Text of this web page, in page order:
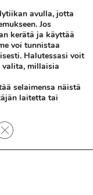
Valikko
avulla, jotta
Jos
kerätä ja käyttää
voi tunnistaa
Halutessasi voit
valita, millaisia
selaimensa näistä
laitetta tai
Sulje evästebanneri